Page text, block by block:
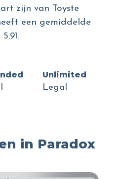
zijn van Toyste
een gemiddelde
Unlimited
Legal
in Paradox